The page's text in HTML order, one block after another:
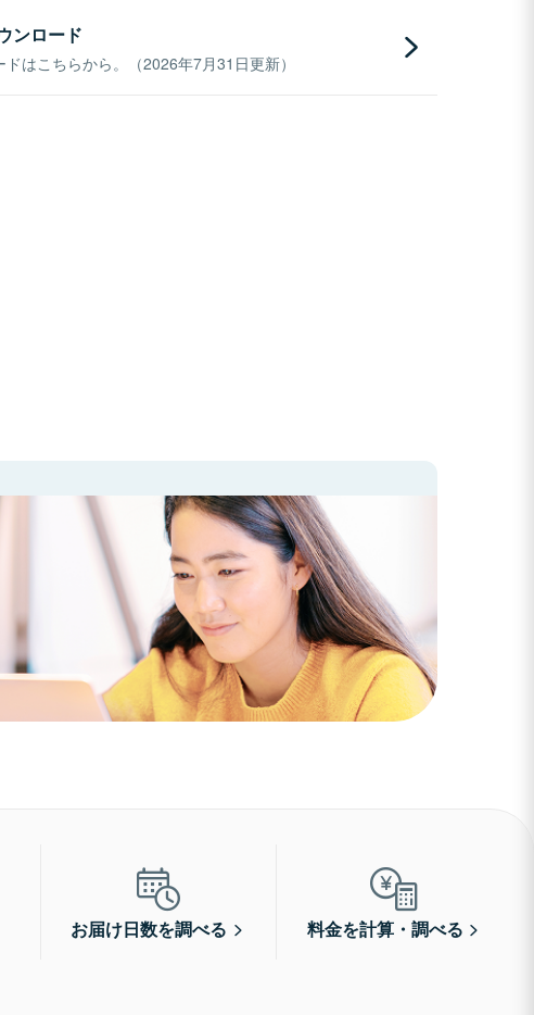
ンロード
はこちらから。（2026年7月31日更新）
お届け日数を調べる 料金を計算・調べる